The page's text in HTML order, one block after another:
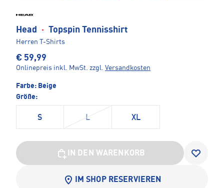
Head · Topspin Tennisshirt
Herren T-Shirts
€ 59,99
Onlinepreis inkl. MwSt. zzgl. Versandkosten
Farbe: Beige
Größe:
S L XL
IN DEN WARENKORB
IM SHOP RESERVIEREN